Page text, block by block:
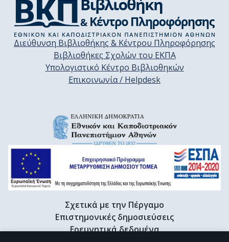
Διεύθυνση Βιβλιοθήκης & Κέντρου Πληροφόρησης
Βιβλιοθήκες Σχολών του ΕΚΠΑ
Υπολογιστικό Κέντρο Βιβλιοθηκών
Επικοινωνία / Helpdesk
Σχετικά με την Πέργαμο
Επιστημονικές δημοσιεύσεις
Ερευνητικά δεδομένα